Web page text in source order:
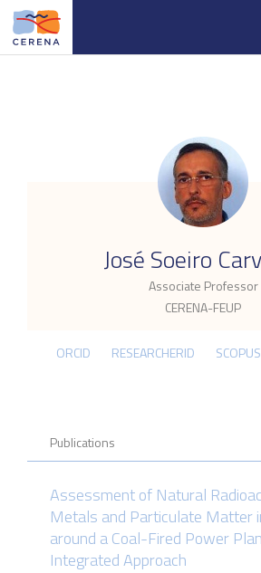
Skip
main
José Soeiro
Associate Professor
CERENA-FEUP
.
ORCID RESEARCHERID SCOPUS
Publications
Assessment of Natural
Metals and Particulate Matter
around a Coal-Fired Power
Integrated Approach